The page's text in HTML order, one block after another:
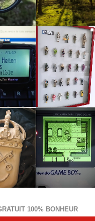
100% BONHEUR